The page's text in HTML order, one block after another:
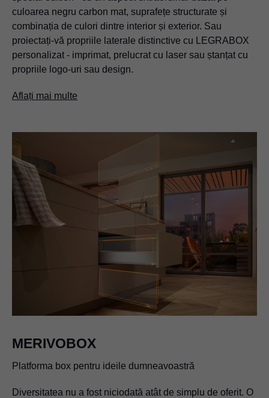
culoarea negru carbon mat, suprafețe structurate și
combinația de culori dintre interior și exterior. Sau
proiectați-vă propriile laterale distinctive cu LEGRABOX
personalizat - imprimat, prelucrat cu laser sau ștanțat cu
propriile logo-uri sau design.
Aflați mai multe
MERIVOBOX
Platforma box pentru ideile dumneavoastră
Diversitatea nu a fost niciodată atât de simplu de oferit. O